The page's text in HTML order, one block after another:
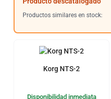
Productos similares en stock:
Korg NTS-2
Disponibilidad inmediata